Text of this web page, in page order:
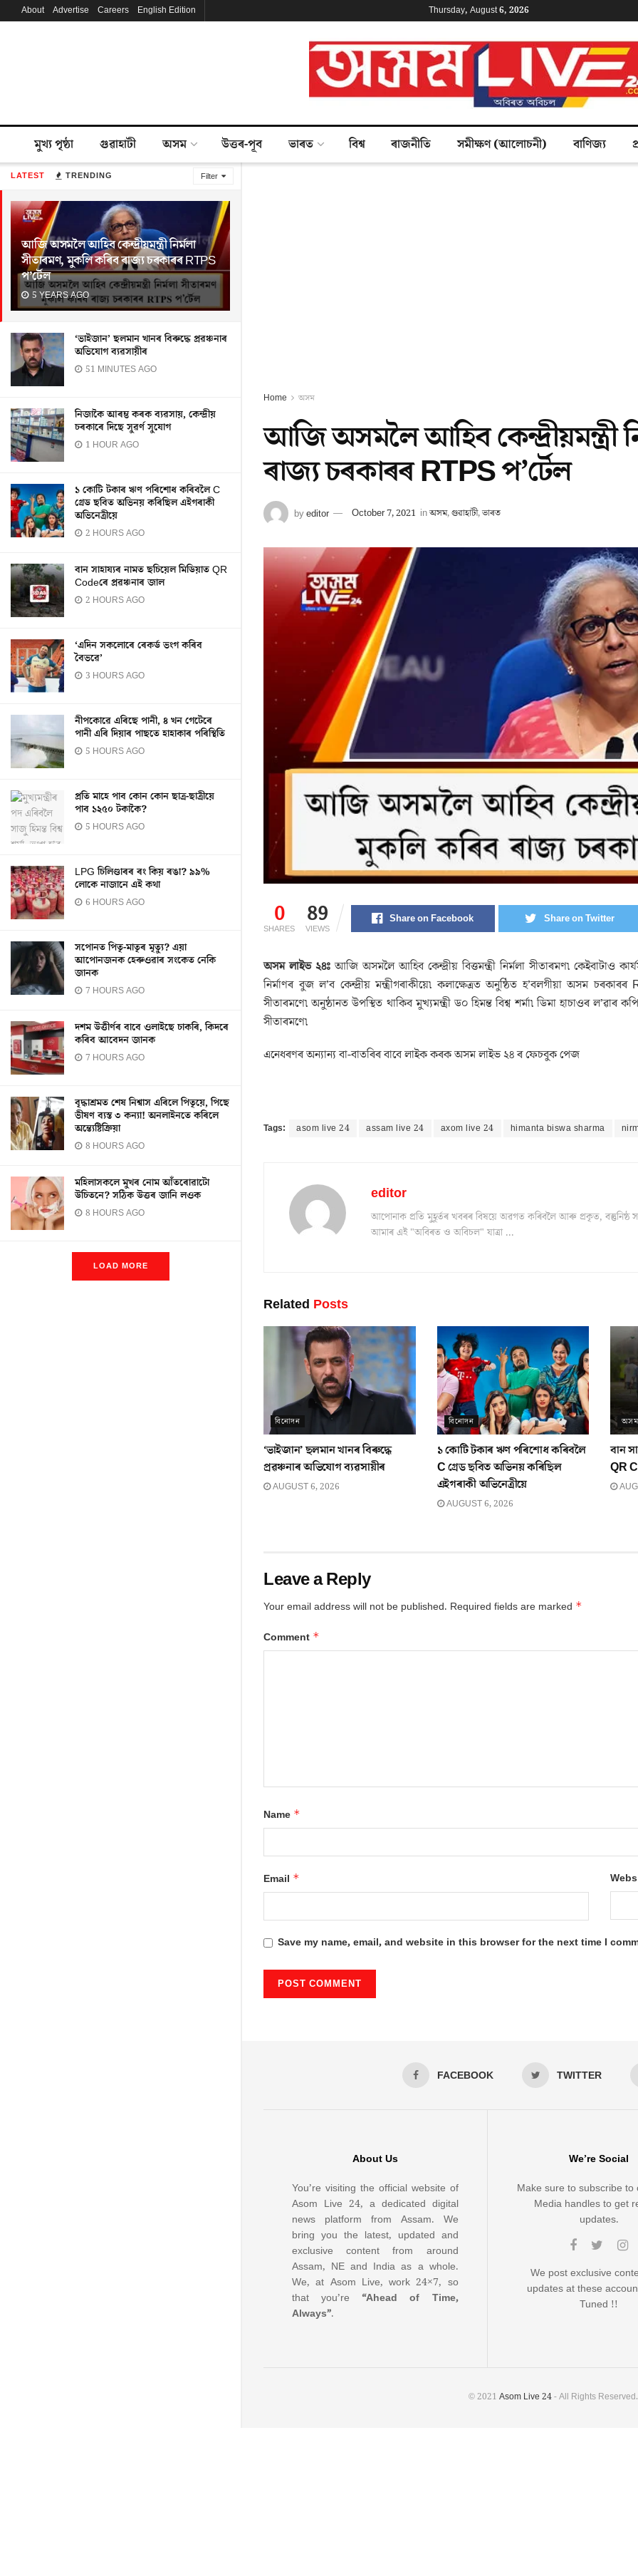
LATEST TRENDING Filter
আজি অসমলৈ আহিব কেন্দ্ৰীয়মন্ত্ৰী নিৰ্মলা
সীতাৰমণ, মুকলি কৰিব ৰাজ্য চৰকাৰৰ RTPS
প’ৰ্টেল
5 YEARS AGO
‘ভাইজান’ ছলমান খানৰ বিৰুদ্ধে প্ৰৱঞ্চনাৰ
অভিযোগ ব্যৱসায়ীৰ
51 MINUTES AGO
নিজাকৈ আৰম্ভ কৰক ব্যৱসায়, কেন্দ্ৰীয়
চৰকাৰে দিছে সুৱৰ্ণ সুযোগ
1 HOUR AGO
১ কোটি টকাৰ ঋণ পৰিশোধ কৰিবলৈ C
গ্ৰেড ছবিত অভিনয় কৰিছিল এইগৰাকী
অভিনেত্ৰীয়ে
2 HOURS AGO
বান সাহায্যৰ নামত ছচিয়েল মিডিয়াত QR
Codeৰে প্ৰৱঞ্চনাৰ জাল
2 HOURS AGO
‘এদিন সকলোৰে ৰেকৰ্ড ভংগ কৰিব
বৈভৱে’
3 HOURS AGO
নীপকোৱে এৰিছে পানী, ৪ খন গেটেৰে
পানী এৰি দিয়াৰ পাছতে হাহাকাৰ পৰিস্থিতি
5 HOURS AGO
প্ৰতি মাহে পাব কোন কোন ছাত্ৰ-ছাত্ৰীয়ে
পাব ১২৫০ টকাকৈ?
5 HOURS AGO
LPG চিলিণ্ডাৰৰ ৰং কিয় ৰঙা? ৯৯%
লোকে নাজানে এই কথা
6 HOURS AGO
সপোনত পিতৃ-মাতৃৰ মৃত্যু? এয়া
আপোনজনক হেৰুওৱাৰ সংকেত নেকি
জানক
7 HOURS AGO
দশম উত্তীৰ্ণৰ বাবে ওলাইছে চাকৰি, কিদৰে
কৰিব আবেদন জানক
7 HOURS AGO
বৃদ্ধাশ্ৰমত শেষ নিশ্বাস এৰিলে পিতৃয়ে, পিছে
ভীষণ ব্যস্ত ৩ কন্যা! অনলাইনতে কৰিলে
অন্ত্যেষ্টিক্ৰিয়া
8 HOURS AGO
মহিলাসকলে মুখৰ নোম আঁতৰোৱাটো
উচিতনে? সঠিক উত্তৰ জানি লওক
8 HOURS AGO
LOAD MORE
About Advertise Careers English Edition Thursday, August 6, 2026
মুখ্য পৃষ্ঠা গুৱাহাটী অসম উত্তৰ-পূব ভাৰত বিশ্ব ৰাজনীতি সমীক্ষণ (আলোচনী) বাণিজ্য
Home অসম
আজি অসমলৈ আহিব কেন্দ্ৰীয়মন্ত্ৰী
ৰাজ্য চৰকাৰৰ RTPS প’ৰ্টেল
byeditor October 7, 2021 inঅসম,গুৱাহাটী,ভাৰত
0
SHARES
89
VIEWS
Share on Facebook Share on Twitter
অসম লাইভ ২৪ঃ আজি অসমলৈ আহিব কেন্দ্ৰীয় বিত্তমন্ত্ৰী নিৰ্মলা সীতাৰমণ৷ কেইবাটাও
নিৰ্মাণৰ বুজ ল’ব কেন্দ্ৰীয় মন্ত্ৰীগৰাকীয়ে৷ কলাক্ষেত্ৰত অনুষ্ঠিত হ’বলগীয়া অসম
সীতাৰমণে৷ অনুষ্ঠানত উপস্থিত থাকিব মুখ্যমন্ত্ৰী ড০ হিমন্ত বিশ্ব শৰ্মা৷ ডিমা হাচাওৰ ল’ৱাৰ
সীতাৰমণে৷
এনেধৰণৰ অন্যান্য বা-বাতৰিৰ বাবে লাইক কৰক অসম লাইভ ২৪ ৰ ফেচবুক পেজ
Tags: asom live 24 assam live 24 axom live 24 himanta biswa sharma
editor
আপোনাক প্ৰতি মুহূৰ্তৰ খবৰৰ বিষয়ে অৱগত কৰিবলৈ আৰু প্ৰকৃত,
আমাৰ এই "অবিৰত ও অবিচল" যাত্ৰা ...
Related Posts
বিনোদন
‘ভাইজান’ ছলমান খানৰ বিৰুদ্ধে
প্ৰৱঞ্চনাৰ অভিযোগ ব্যৱসায়ীৰ
AUGUST 6, 2026
বিনোদন
১ কোটি টকাৰ ঋণ পৰিশোধ কৰিবলৈ
C গ্ৰেড ছবিত অভিনয় কৰিছিল
এইগৰাকী অভিনেত্ৰীয়ে
AUGUST 6, 2026
অসম
বান
QR
Leave a Reply
Your email address will not be published. Required fields are marked *
Comment *
Name *
Email *
Save my name, email, and website in this browser for the next time I
FACEBOOK TWITTER
About Us
You’re visiting the official website of
Asom Live 24, a dedicated digital
news platform from Assam. We
bring you the latest, updated and
exclusive content from around
Assam, NE and India as a whole.
We, at Asom Live, work 24×7, so
that you’re“Ahead of Time,
Always”.
We’re Social
Make sure to subscribe to
Media handles to get
updates.
We post exclusive
updates at these
Tuned !!
© 2021 Asom Live 24- All Rights